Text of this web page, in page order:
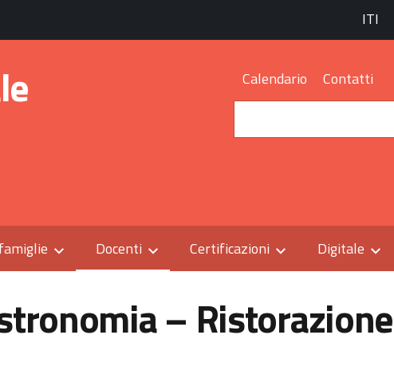
ITI
Calendario Contatti
Docenti Certificazioni Digitale
– Ristorazione